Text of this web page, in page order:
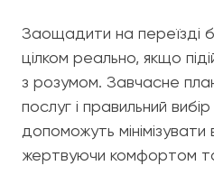
Заощадити на переїзді
цілком реально, якщо
з розумом. Завчасне
послуг і правильний
допоможуть
жертвуючи комфортом